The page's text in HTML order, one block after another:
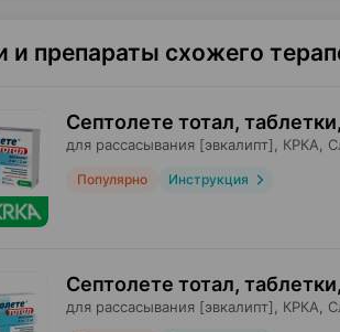
и препараты схожего
Септолете тотал, таблетки,
для рассасывания [эвкалипт], КРКА ,
Популярно Инструкция
Септолете тотал, таблетки,
для рассасывания [эвкалипт], КРКА ,